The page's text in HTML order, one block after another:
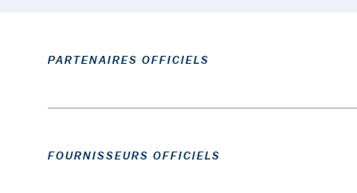
PARTENAIRES OFFICIELS
FOURNISSEURS OFFICIELS